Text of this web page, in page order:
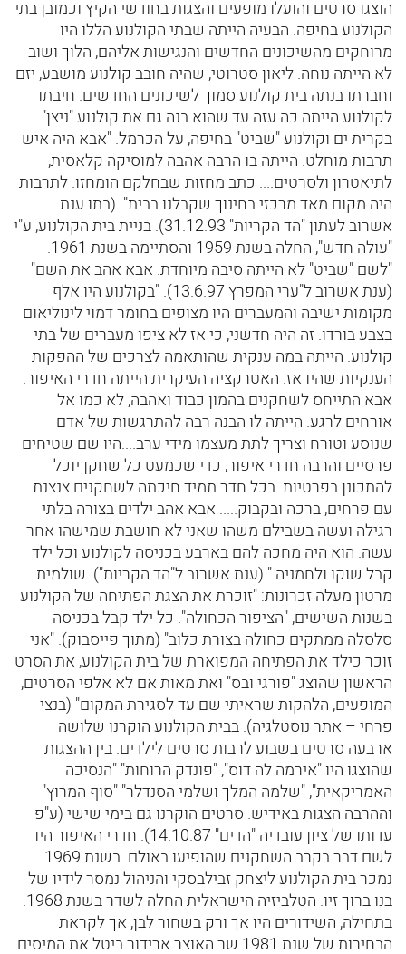
הוצגו סרטים והועלו מופעים והצגות בחודשי הקיץ וכמובן בתי
הקולנוע בחיפה. הבעיה הייתה שבתי הקולנוע הללו היו
מרוחקים מהשיכונים החדשים והנגישות אליהם, הלוך ושוב
לא הייתה נוחה. ליאון סטרוטי, שהיה חובב קולנוע מושבע, יזם
וחברתו בנתה בית קולנוע סמוך לשיכונים החדשים. חיבתו
לקולנוע הייתה כה עזה עד שהוא בנה גם את קולנוע "ניצן"
בקרית ים וקולנוע "שביט" בחיפה, על הכרמל. "אבא היה איש
תרבות מוחלט. הייתה בו הרבה אהבה למוסיקה קלאסית,
לתיאטרון ולסרטים.... כתב מחזות שבחלקם הומחזו. לתרבות
היה מקום מאד מרכזי בחינוך שקבלנו בבית". (בתו ענת
אשרוב לעתון "הד הקריות" 31.12.93). בניית בית הקולנוע, ע"י
"עולה חדש", החלה בשנת 1959 והסתיימה בשנת 1961.
"לשם "שביט" לא הייתה סיבה מיוחדת. אבא אהב את השם"
(ענת אשרוב ל"ערי המפרץ 13.6.97). "בקולנוע היו אלף
מקומות ישיבה והמעברים היו מצופים בחומר דמוי לינוליאום
בצבע בורדו. זה היה חדשני, כי אז לא ציפו מעברים של בתי
קולנוע. הייתה במה ענקית שהותאמה לצרכים של ההפקות
הענקיות שהיו אז. האטרקציה העיקרית הייתה חדרי האיפור.
אבא התייחס לשחקנים בהמון כבוד ואהבה, לא כמו אל
אורחים לרגע. הייתה לו הבנה רבה להתרגשות של אדם
שנוסע וטורח וצריך לתת מעצמו מידי ערב....היו שם שטיחים
פרסיים והרבה חדרי איפור, כדי שכמעט כל שחקן יוכל
להתכונן בפרטיות. בכל חדר תמיד חיכתה לשחקנים צנצנת
עם פרחים, ברכה ובקבוק..... אבא אהב ילדים בצורה בלתי
רגילה ועשה בשבילם משהו שאני לא חושבת שמישהו אחר
עשה. הוא היה מחכה להם בארבע בכניסה לקולנוע וכל ילד
קבל שוקו ולחמניה." (ענת אשרוב ל"הד הקריות"). שולמית
מרטון מעלה זכרונות: "זוכרת את הצגת הפתיחה של הקולנוע
בשנות השישים, "הציפור הכחולה". כל ילד קבל בכניסה
סלסלה ממתקים כחולה בצורת כלוב" (מתוך פייסבוק). "אני
זוכר כילד את הפתיחה המפוארת של בית הקולנוע, את הסרט
הראשון שהוצג "פורגי ובס" ואת מאות אם לא אלפי הסרטים,
המופעים, הלהקות שראיתי שם עד לסגירת המקום" (בנצי
פרחי – אתר נוסטלגיה). בבית הקולנוע הוקרנו שלושה
ארבעה סרטים בשבוע לרבות סרטים לילדים. בין ההצגות
שהוצגו היו "אירמה לה דוס", "פונדק הרוחות" "הנסיכה
האמריקאית", "שלמה המלך ושלמי הסנדלר" "סוף המרוץ"
וההרבה הצגות באידיש. סרטים הוקרנו גם בימי שישי (ע"פ
עדותו של ציון עובדיה "הדים" 14.10.87). חדרי האיפור היו
לשם דבר בקרב השחקנים שהופיעו באולם. בשנת 1969
נמכר בית הקולנוע ליצחק זבילבסקי והניהול נמסר לידיו של
בנו ברוך זיו. הטלביזיה הישראלית החלה לשדר בשנת 1968.
בתחילה, השידורים היו אך ורק בשחור לבן, אך לקראת
הבחירות של שנת 1981 שר האוצר ארידור ביטל את המיסים